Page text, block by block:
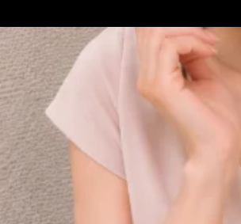
高知
ジャンルから探す
店舗型 マンシ
エリアから探す
島根
山口
写メ日記
ニュース
ギャラリー